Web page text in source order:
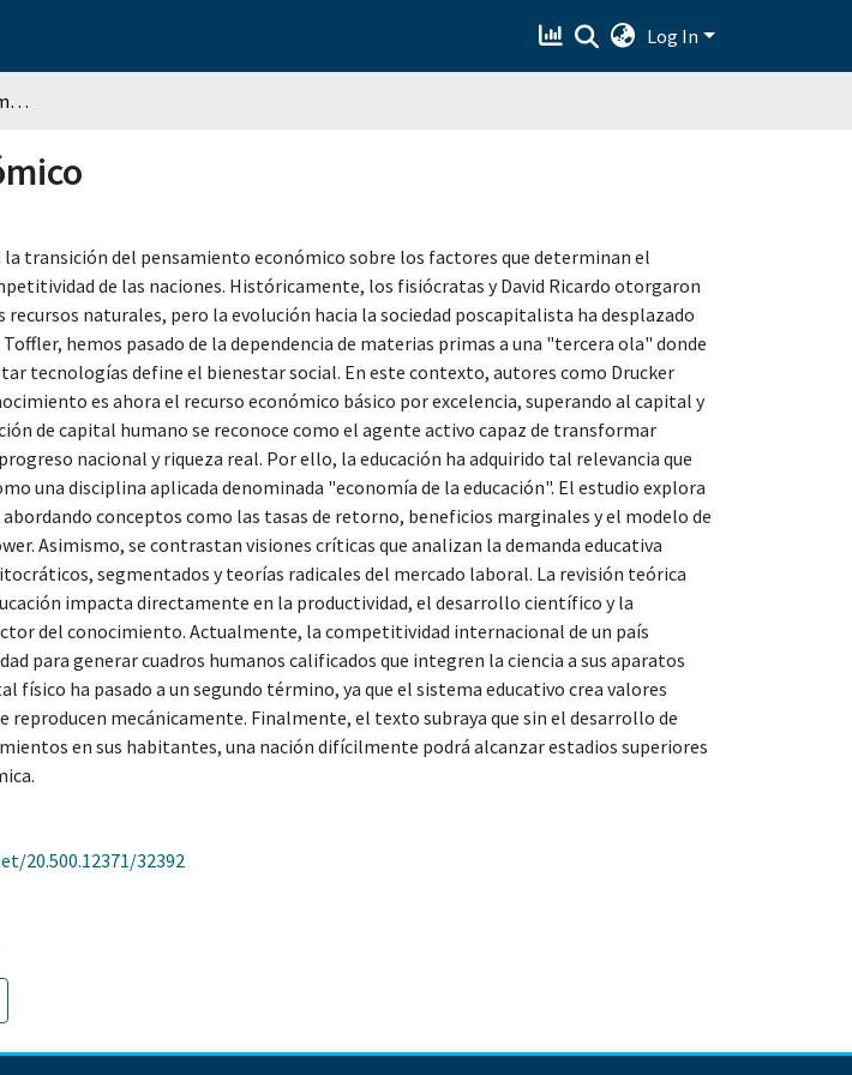
Log In
La educación en el pensamiento económico
transición del pensamiento económico sobre los factores que determinan el
de las naciones. Históricamente, los fisiócratas y David Ricardo otorgaron
recursos naturales, pero la evolución hacia la sociedad poscapitalista ha desplazado
hemos pasado de la dependencia de materias primas a una "tercera ola" donde
tecnologías define el bienestar social. En este contexto, autores como Drucker
es ahora el recurso económico básico por excelencia, superando al capital y
de capital humano se reconoce como el agente activo capaz de transformar
nacional y riqueza real. Por ello, la educación ha adquirido tal relevancia que
una disciplina aplicada denominada "economía de la educación". El estudio explora
conceptos como las tasas de retorno, beneficios marginales y el modelo de
Asimismo, se contrastan visiones críticas que analizan la demanda educativa
segmentados y teorías radicales del mercado laboral. La revisión teórica
impacta directamente en la productividad, el desarrollo científico y la
del conocimiento. Actualmente, la competitividad internacional de un país
para generar cuadros humanos calificados que integren la ciencia a sus aparatos
físico ha pasado a un segundo término, ya que el sistema educativo crea valores
reproducen mecánicamente. Finalmente, el texto subraya que sin el desarrollo de
en sus habitantes, una nación difícilmente podrá alcanzar estadios superiores
20.500.12371/32392